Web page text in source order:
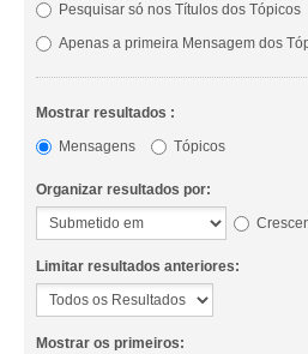
Pesquisar só nos Títulos dos Tópicos
Apenas a primeira Mensagem dos
Mostrar resultados :
Mensagens
Tópicos
Organizar resultados por:
Limitar resultados anteriores:
Mostrar os primeiros: